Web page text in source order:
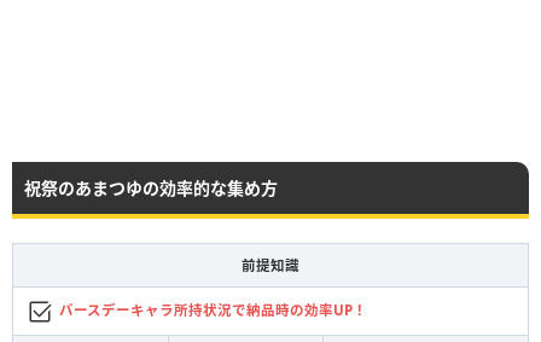
祝祭のあまつゆの効率的な集め方
前提知識
バースデーキャラ所持状況で納品時の効率UP！